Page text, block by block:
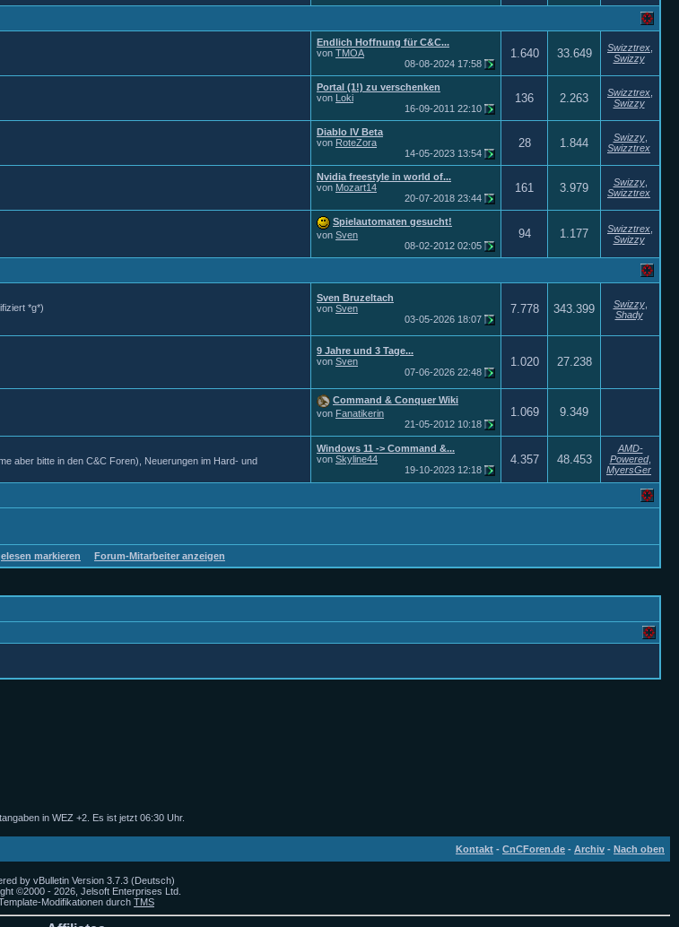
Endlich Hoffnung für C&C...
von TMOA
08-08-2024 17:58
1.640 33.649 Swizztrex
Swizzy
Portal (1!) zu verschenken
von Loki
16-09-2011 22:10
136 2.263 Swizztrex
Swizzy
Diablo IV Beta
von RoteZora
14-05-2023 13:54
28 1.844 Swizzy,
Swizztrex
Nvidia freestyle in world of...
von Mozart14
20-07-2018 23:44
161 3.979 Swizzy,
Swizztrex
Spielautomaten gesucht!
von Sven
08-02-2012 02:05
94 1.177 Swizztrex
Swizzy
*g*)
Sven Bruzeltach
von Sven
03-05-2026 18:07
7.778 343.399 Swizzy,
Shady
9 Jahre und 3 Tage...
von Sven
07-06-2026 22:48
1.020 27.238
Command & Conquer Wiki
von Fanatikerin
21-05-2012 10:18
1.069 9.349
aber bitte in den C&C Foren), Neuerungen im Hard- und
Windows 11 -> Command &...
von Skyline44
19-10-2023 12:18
4.357 48.453
AMD-
Powered,
MyersGer
markieren Forum-Mitarbeiter anzeigen
in WEZ +2. Es ist jetzt 06:30 Uhr.
Kontakt - CnCForen.de - Archiv - Nach oben
by vBulletin Version 3.7.3 (Deutsch)
©2000 - 2026, Jelsoft Enterprises Ltd.
Modifikationen durch TMS